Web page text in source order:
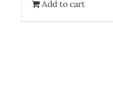
Add to cart